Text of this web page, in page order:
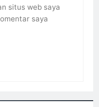
situs web saya
saya